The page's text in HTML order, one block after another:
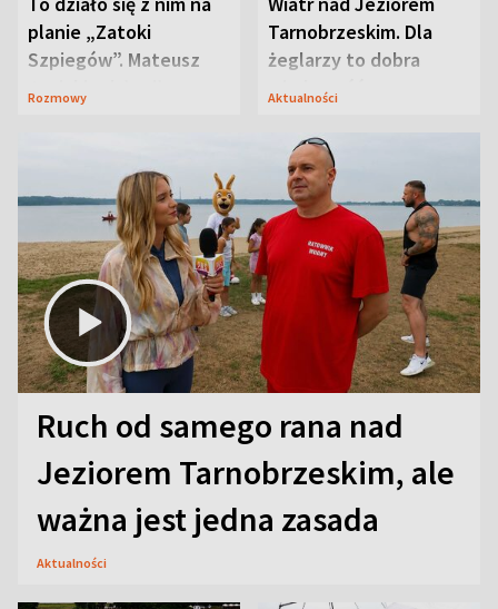
planie „Zatoki
Szpiegów”. Mateusz
Janicki odsłonił
Rozmowy
Tarnobrzeskim. Dla
żeglarzy to dobra
wiadomość
Aktualności
Ruch od samego rana nad
Jeziorem Tarnobrzeskim, ale
ważna jest jedna zasada
Aktualności